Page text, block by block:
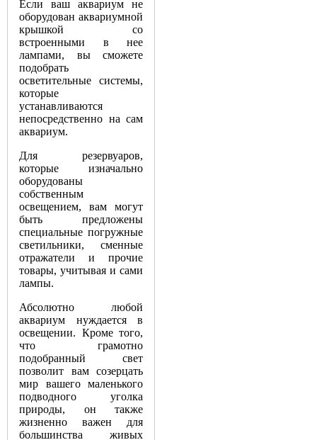
Если ваш аквариум не
оборудован аквариумной
крышкой со
встроенными в нее
лампами, вы сможете
подобрать
осветительные системы,
которые
устанавливаются
непосредственно на сам
аквариум.
Для резервуаров,
которые изначально
оборудованы
собственным
освещением, вам могут
быть предложены
специальные погружные
светильники, сменные
отражатели и прочие
товары, учитывая и сами
лампы.
Абсолютно любой
аквариум нуждается в
освещении. Кроме того,
что грамотно
подобранный свет
позволит вам созерцать
мир вашего маленького
подводного уголка
природы, он также
жизненно важен для
большинства живых